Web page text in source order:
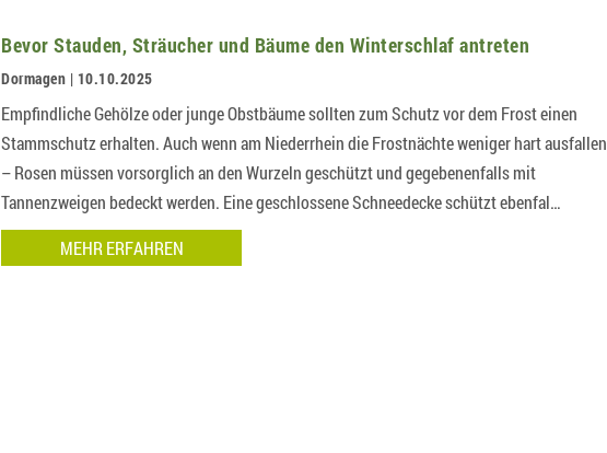
Bevor Stauden, Sträucher und Bäume den Winterschlaf antreten
Dormagen | 10.10.2025
Empfindliche Gehölze oder junge Obstbäume sollten zum Schutz vor dem Frost einen
Stammschutz erhalten. Auch wenn am Niederrhein die Frostnächte weniger hart ausfallen
– Rosen müssen vorsorglich an den Wurzeln geschützt und gegebenenfalls mit
Tannenzweigen bedeckt werden. Eine geschlossene Schneedecke schützt ebenfal…
MEHR ERFAHREN